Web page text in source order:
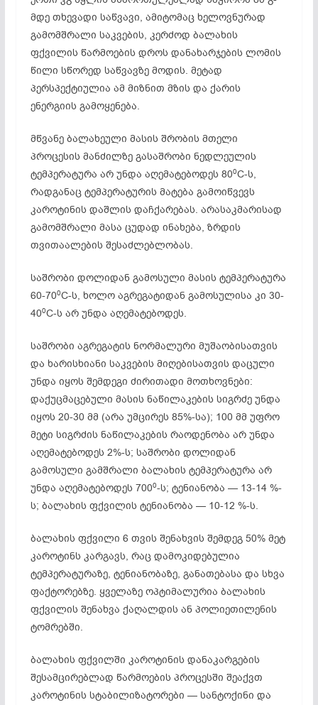
მდე თხევადი საწვავი, ამიტომაც ხელოვნურად
გამომშრალი საკვების, კერძოდ ბალახის
ფქვილის წარმოების დროს დანახარჯების ლომის
წილი სწორედ საწვავზე მოდის. მეტად
პერსპექტიულია ამ მიზნით მზის და ქარის
ენერგიის გამოყენება.
მწვანე ბალახეული მასის შრობის მთელი
პროცესის მანძილზე გასაშრობი ნედლეულის
ტემპერატურა არ უნდა აღემატებოდეს 800C-ს,
რადგანაც ტემპერატურის მატება გამოიწვევს
კაროტინის დაშლის დაჩქარებას. არასაკმარისად
გამომშრალი მასა ცუდად ინახება, ზრდის
თვითაალების შესაძლებლობას.
საშრობი დოლიდან გამოსული მასის ტემპერატურა
60-700C-ს, ხოლო აგრეგატიდან გამოსულისა კი 30-
400C-ს არ უნდა აღემატებოდეს.
საშრობი აგრეგატის ნორმალური მუშაობისათვის
და ხარისხიანი საკვების მიღებისათვის დაცული
უნდა იყოს შემდეგი ძირითადი მოთხოვნები:
დაქუცმაცებული მასის ნაწილაკების სიგრძე უნდა
იყოს 20-30 მმ (არა უმცირეს 85%-სა); 100 მმ უფრო
მეტი სიგრძის ნაწილაკების რაოდენობა არ უნდა
აღემატებოდეს 2%-ს; საშრობი დოლიდან
გამოსული გამშრალი ბალახის ტემპერატურა არ
უნდა აღემატებოდეს 7000-ს; ტენიანობა — 13-14 %-
ს; ბალახის ფქვილის ტენიანობა — 10-12 %-ს.
ბალახის ფქვილი 6 თვის შენახვის შემდეგ 50% მეტ
კაროტინს კარგავს, რაც დამოკიდებულია
ტემპერატურაზე, ტენიანობაზე, განათებასა და სხვა
ფაქტორებზე. ყველაზე ოპტიმალურია ბალახის
ფქვილის შენახვა ქაღალდის ან პოლიეთილენის
ტომრებში.
ბალახის ფქვილში კაროტინის დანაკარგების
შესამცირებლად წარმოების პროცესში შეაქვთ
კაროტინის სტაბილიზატორები — სანტოქინი და